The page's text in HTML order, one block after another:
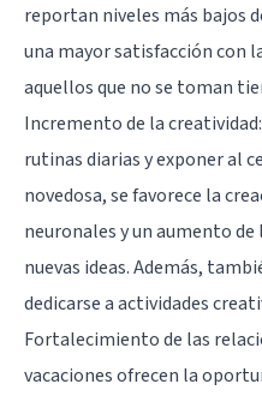
reportan niveles más bajos
una mayor satisfacción con
aquellos que no se toman
Incremento de la
rutinas diarias y exponer al
novedosa, se favorece la
neuronales y un aumento
nuevas ideas. Además,
dedicarse a actividades
Fortalecimiento de las
vacaciones ofrecen la